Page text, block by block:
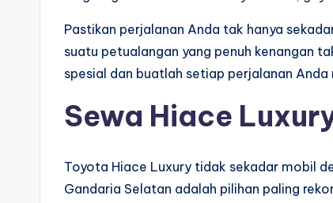
Pastikan perjalanan Anda tak hanya
suatu petualangan yang penuh kenangan
spesial dan buatlah setiap perjalanan
Sewa Hiace
Toyota Hiace Luxury tidak sekadar mobil
Gandaria Selatan adalah pilihan paling